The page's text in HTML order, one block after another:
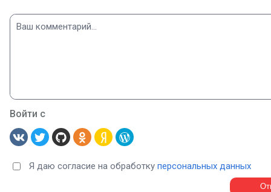
Войти с
Я даю согласие на обработку персональных данных